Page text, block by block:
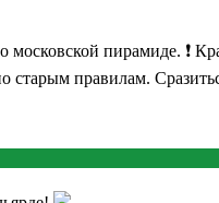
московской пирамиде.
старым правилам.